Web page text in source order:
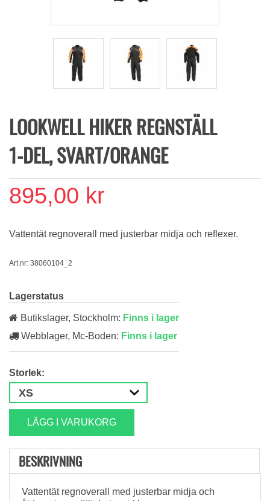
LOOKWELL HIKER REGNSTÄLL
1-DEL, SVART/ORANGE
895,00 kr
Vattentät regnoverall med justerbar midja och reflexer.
Art.nr: 38060104_2
Lagerstatus
Butikslager, Stockholm: Finns i lager
Webblager, Mc-Boden: Finns i lager
Storlek:
LÄGG I VARUKORG
BESKRIVNING
Vattentät regnoverall med justerbar midja och